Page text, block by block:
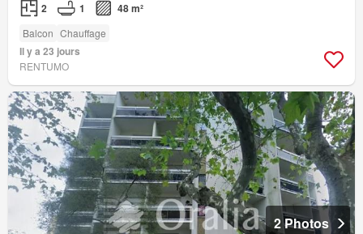
2 1 48 m²
Balcon Chauffage
Il y a 23 jours
RENTUMO
2 Photos